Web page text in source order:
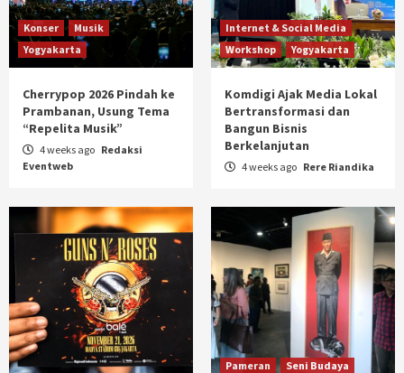
Konser
Musik
Yogyakarta
Cherrypop 2026 Pindah ke
Prambanan, Usung Tema
“Repelita Musik”
4 weeks ago Redaksi
Eventweb
Internet & Social Media
Workshop
Yogyakarta
Komdigi Ajak Media Lokal
Bertransformasi dan
Bangun Bisnis
Berkelanjutan
4 weeks ago Rere Riandika
Pameran
Seni Budaya